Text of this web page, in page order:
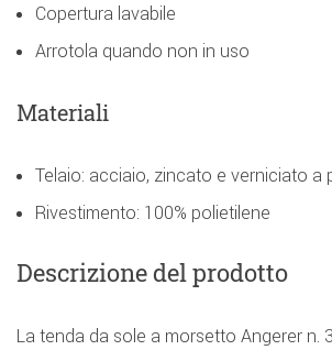
Copertura lavabile
Arrotola quando non in uso
Materiali
Telaio: acciaio, zincato e verniciato a
Rivestimento: 100% polietilene
Descrizione del prodotto
La tenda da sole a morsetto Angerer n.